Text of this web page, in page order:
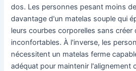
dos. Les personnes pesant moins
davantage d'un matelas souple qui
leurs courbes corporelles sans
inconfortables. À l'inverse, les
nécessitent un matelas ferme
adéquat pour maintenir l'alignement